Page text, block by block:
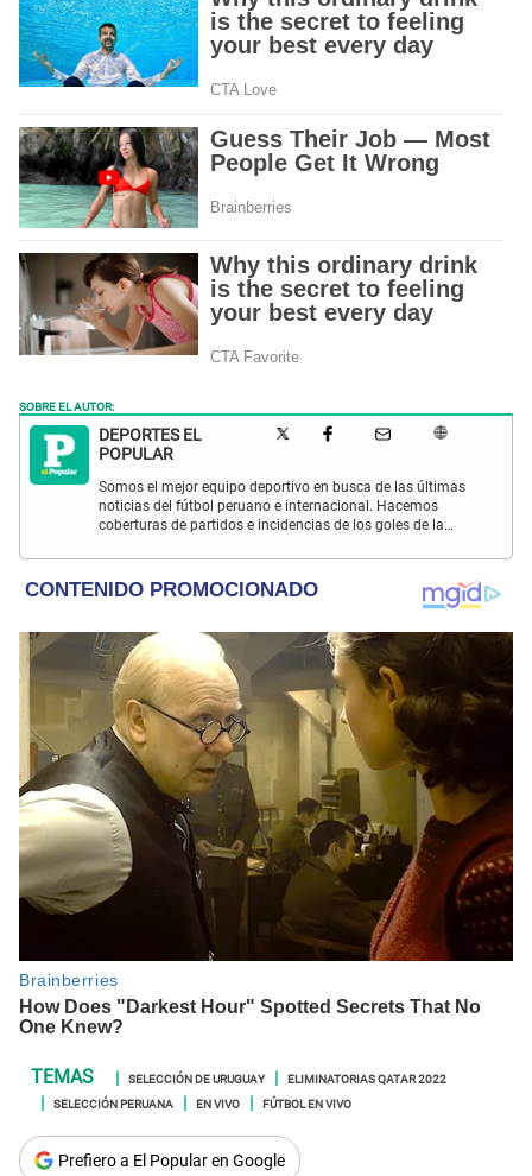
SOBRE EL AUTOR:
DEPORTES EL
POPULAR
Somos el mejor equipo deportivo en busca de las últimas
noticias del fútbol peruano e internacional. Hacemos
coberturas de partidos e incidencias de los goles de la
eventos deportivos.
SELECCIÓN DE URUGUAY
ELIMINATORIAS QATAR 2022
SELECCIÓN PERUANA
EN VIVO FÚTBOL EN VIVO
Prefiero a El Popular en Google